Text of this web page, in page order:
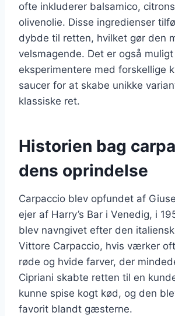
ofte inkluderer balsamico,
olivenolie. Disse ingredienser
dybde til retten, hvilket gør den
velsmagende. Det er også
eksperimentere med forskellige
saucer for at skabe unikke
klassiske ret.
Historien bag
dens oprindelse
Carpaccio blev opfundet af
ejer af Harry’s Bar i Venedig, i
blev navngivet efter den
Vittore Carpaccio, hvis værker
røde og hvide farver, der
Cipriani skabte retten til en
kunne spise kogt kød, og den
favorit blandt gæsterne.